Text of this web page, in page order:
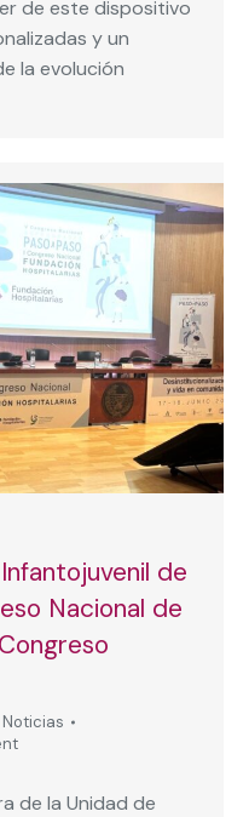
de este dispositivo
y un
la evolución
de
Nacional de
Noticias
de la Unidad de